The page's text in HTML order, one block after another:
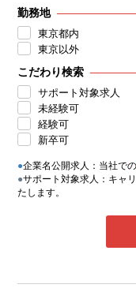
勤務地
東京都内
東京以外
こだわり検索
サポート対象求人
未経験可
経験可
新卒可
●企業名公開求人：当社で
●サポート対象求人：キャ
たします。